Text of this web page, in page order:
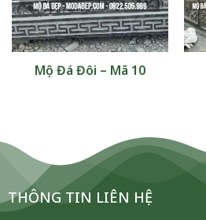
Mộ Đá Đôi – Mã 10
THÔNG TIN LIÊN HỆ